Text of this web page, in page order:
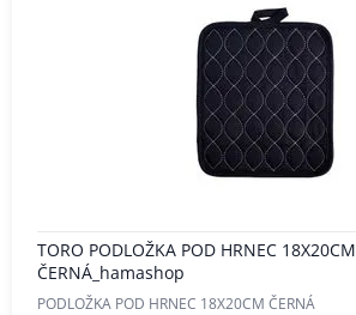
TORO PODLOŽKA POD HRNEC 18X20CM
ČERNÁ_hamashop
PODLOŽKA POD HRNEC 18X20CM ČERNÁ